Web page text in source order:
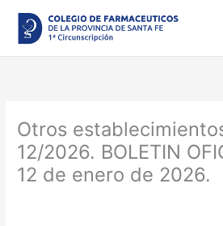
contenido
Otros
12/2026. BOLETIN
12 de enero de 2026.